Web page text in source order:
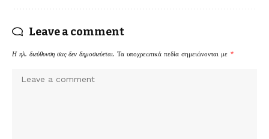
Leave a comment
Η ηλ. διεύθυνση σας δεν δημοσιεύεται. Τα υποχρεωτικά πεδία σημειώνονται με *